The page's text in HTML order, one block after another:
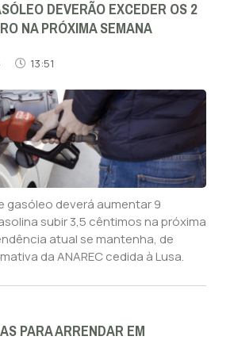
DEVERÃO EXCEDER OS 2
NA PRÓXIMA SEMANA
13:51
gasóleo deverá aumentar 9
subir 3,5 cêntimos na próxima
atual se mantenha, de
da ANAREC cedida à Lusa.
PARA ARRENDAR EM